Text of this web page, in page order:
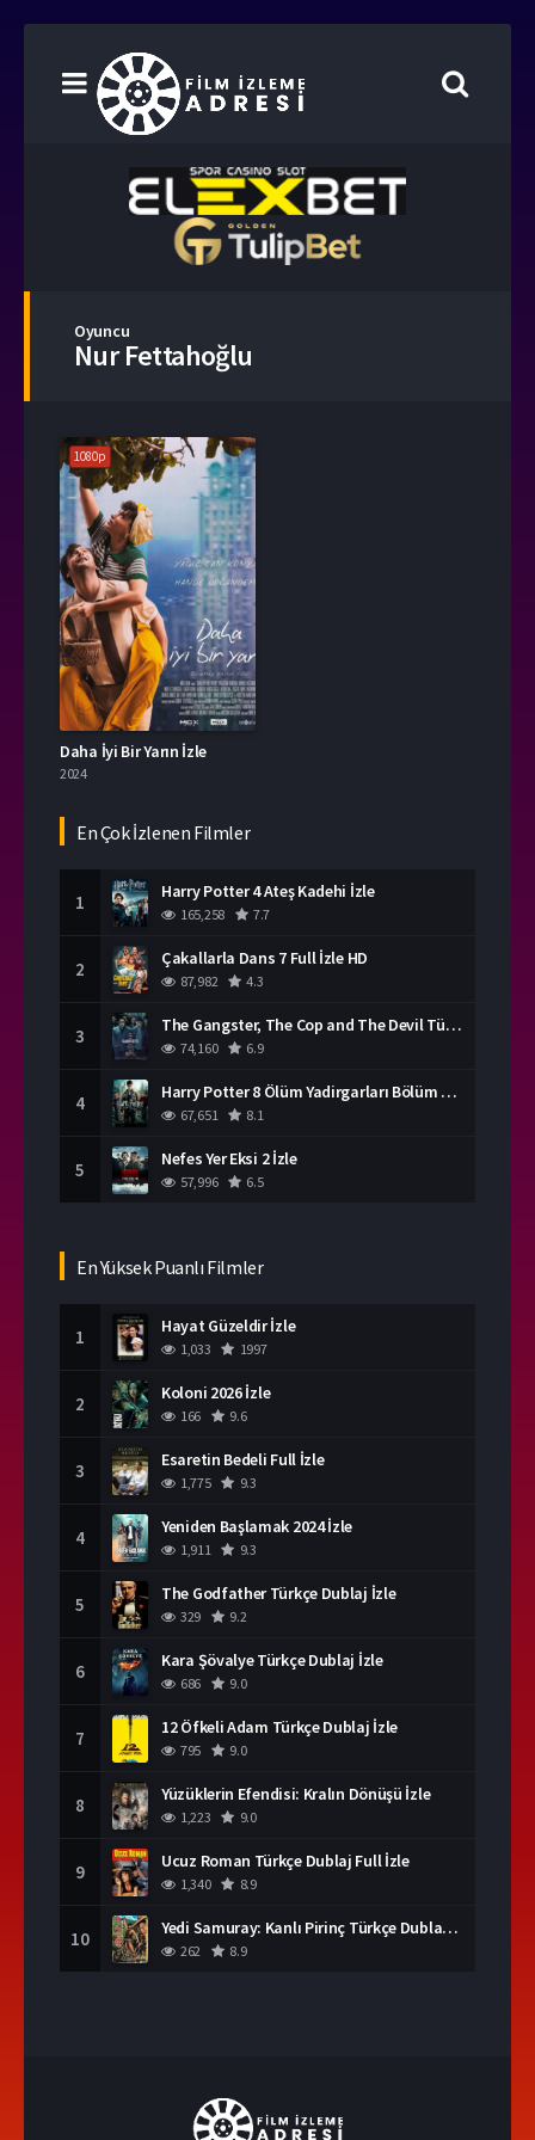
Oyuncu
Nur Fettahoğlu
1080p
Daha İyi Bir Yarın İzle
2024
En Çok İzlenen Filmler
1 Harry Potter 4 Ateş Kadehi İzle
165,258 7.7
2 Çakallarla Dans 7 Full İzle HD
87,982 4.3
3 The Gangster, The Cop and The Devil Türkçe Dublaj İzle
74,160 6.9
4 Harry Potter 8 Ölüm Yadirgarları Bölüm 2 İzle
67,651 8.1
5 Nefes Yer Eksi 2 İzle
57,996 6.5
En Yüksek Puanlı Filmler
1 Hayat Güzeldir İzle
1,033 1997
2 Koloni 2026 İzle
166 9.6
3 Esaretin Bedeli Full İzle
1,775 9.3
4 Yeniden Başlamak 2024 İzle
1,911 9.3
5 The Godfather Türkçe Dublaj İzle
329 9.2
6 Kara Şövalye Türkçe Dublaj İzle
686 9.0
7 12 Öfkeli Adam Türkçe Dublaj İzle
795 9.0
8 Yüzüklerin Efendisi: Kralın Dönüşü İzle
1,223 9.0
9 Ucuz Roman Türkçe Dublaj Full İzle
1,340 8.9
10 Yedi Samuray: Kanlı Pirinç Türkçe Dublaj İzle
262 8.9